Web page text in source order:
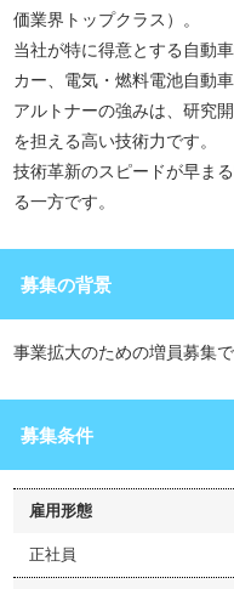
価業界トップクラス）。
当社が特に得意とする自動
カー、電気・燃料電池自動
アルトナーの強みは、研究
を担える高い技術力です。
技術革新のスピードが早ま
る一方です。
募集の背景
事業拡大のための増員募集で
募集条件
雇用形態
正社員